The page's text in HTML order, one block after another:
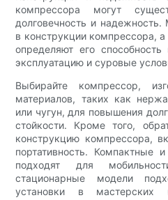
компрессора могут
долговечность и
в конструкции компрессора,
определяют его
эксплуатацию и суровые
Выбирайте компрессор,
материалов, таких как
или чугун, для повышения
стойкости. Кроме того,
конструкцию компрессора,
портативность. Компактные
подходят для
стационарные модели
установки в